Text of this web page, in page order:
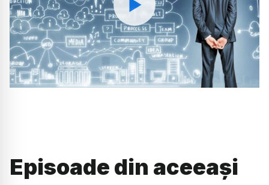
Watch
Episoade din aceeași